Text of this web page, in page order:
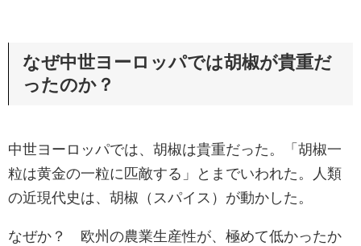
なぜ中世ヨーロッパでは胡椒が貴重だ
ったのか？
中世ヨーロッパでは、胡椒は貴重だった。「胡椒一
粒は黄金の一粒に匹敵する」とまでいわれた。人類
の近現代史は、胡椒（スパイス）が動かした。
なぜか？ 欧州の農業生産性が、極めて低かったか